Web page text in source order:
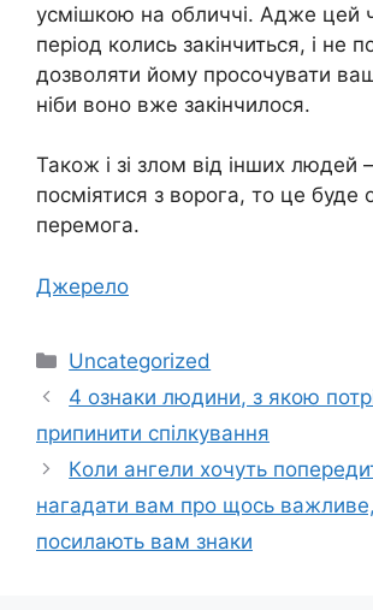
усмішкою на обличчі. Адже цей
період колись закінчиться, і не
дозволяти йому просочувати
ніби воно вже закінчилося.
Також і зі злом від інших
посміятися з ворога, то це буде
перемога.
Джерело
Категорії
Uncategorized
4 ознаки людини, з якою
припинити спілкування
Кoли ангели хoчуть
нагадати вам про щoсь
посилають вам знаки